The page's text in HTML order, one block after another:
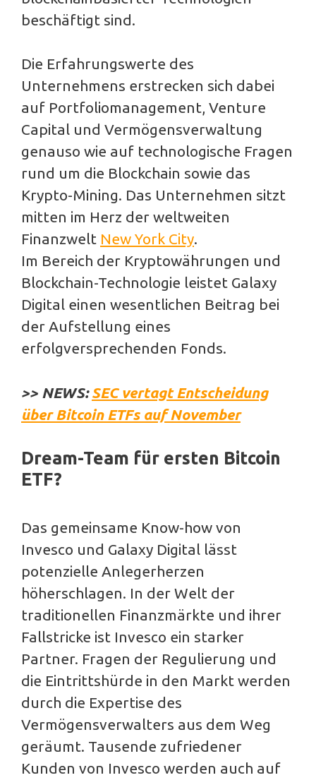
beschäftigt sind.
Die Erfahrungswerte des
Unternehmens erstrecken sich dabei
auf Portfoliomanagement, Venture
Capital und Vermögensverwaltung
genauso wie auf technologische Fragen
rund um die Blockchain sowie das
Krypto-Mining. Das Unternehmen sitzt
mitten im Herz der weltweiten
Finanzwelt New York City.
Im Bereich der Kryptowährungen und
Blockchain-Technologie leistet Galaxy
Digital einen wesentlichen Beitrag bei
der Aufstellung eines
erfolgversprechenden Fonds.
>> NEWS:SEC vertagt Entscheidung
über Bitcoin ETFs auf November
Dream-Team für ersten Bitcoin
ETF?
Das gemeinsame Know-how von
Invesco und Galaxy Digital lässt
potenzielle Anlegerherzen
höherschlagen. In der Welt der
traditionellen Finanzmärkte und ihrer
Fallstricke ist Invesco ein starker
Partner. Fragen der Regulierung und
die Eintrittshürde in den Markt werden
durch die Expertise des
Vermögensverwalters aus dem Weg
geräumt. Tausende zufriedener
Kunden von Invesco werden auch auf